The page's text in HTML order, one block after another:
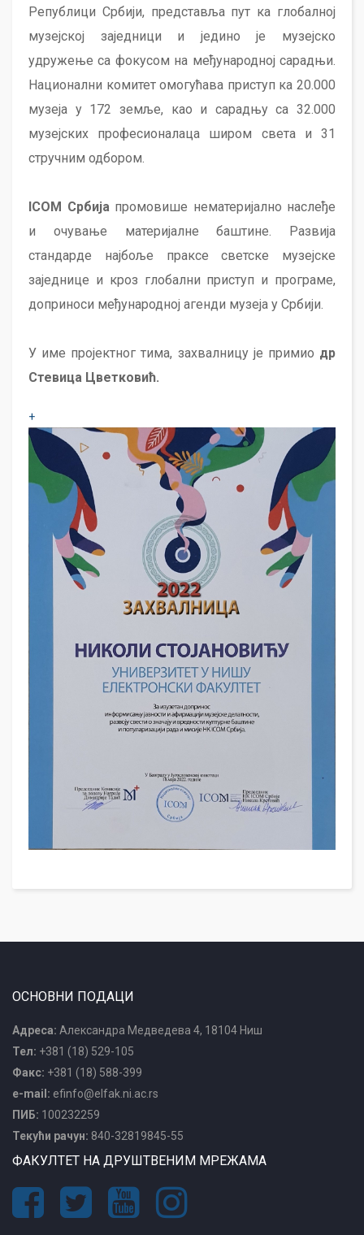
Републици Србији, представља пут ка глобалној
музејској заједници и једино је музејско
удружење са фокусом на међународној сарадњи.
Национални комитет омогућава приступ ка 20.000
музеја у 172 земље, као и сарадњу са 32.000
музејских професионалаца широм света и 31
стручним одбором.
ICOM Србија промовише нематеријално наслеђе
и очување материјалне баштине. Развија
стандарде најбоље праксе светске музејске
заједнице и кроз глобални приступ и програме,
доприноси међународној агенди музеја у Србији.
У име пројектног тима, захвалницу је примио др
Стевица Цветковић.
+
ОСНОВНИ ПОДАЦИ
Адреса: Александра Медведева 4, 18104 Ниш
Тел: +381 (18) 529-105
Факс: +381 (18) 588-399
e-mail: efinfo@elfak.ni.ac.rs
ПИБ: 100232259
Текући рачун: 840-32819845-55
ФАКУЛТЕТ НА ДРУШТВЕНИМ МРЕЖАМА